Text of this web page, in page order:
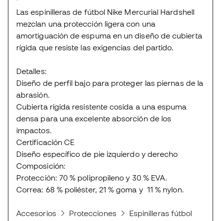
Las espinilleras de fútbol Nike Mercurial Hardshell
mezclan una protección ligera con una
amortiguación de espuma en un diseño de cubierta
rígida que resiste las exigencias del partido.
Detalles:
Diseño de perfil bajo para proteger las piernas de la
abrasión.
Cubierta rígida resistente cosida a una espuma
densa para una excelente absorción de los
impactos.
Certificación CE
Diseño específico de pie izquierdo y derecho
Composición:
Protección: 70 % polipropileno y 30 % EVA.
Correa: 68 % poliéster, 21 % goma y 11 % nylon.
Accesorios Protecciones Espinilleras fútbol